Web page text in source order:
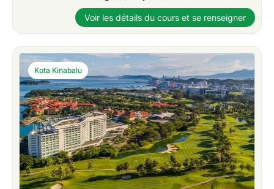
Voir les détails du cours et se renseigner
Kota Kinabalu